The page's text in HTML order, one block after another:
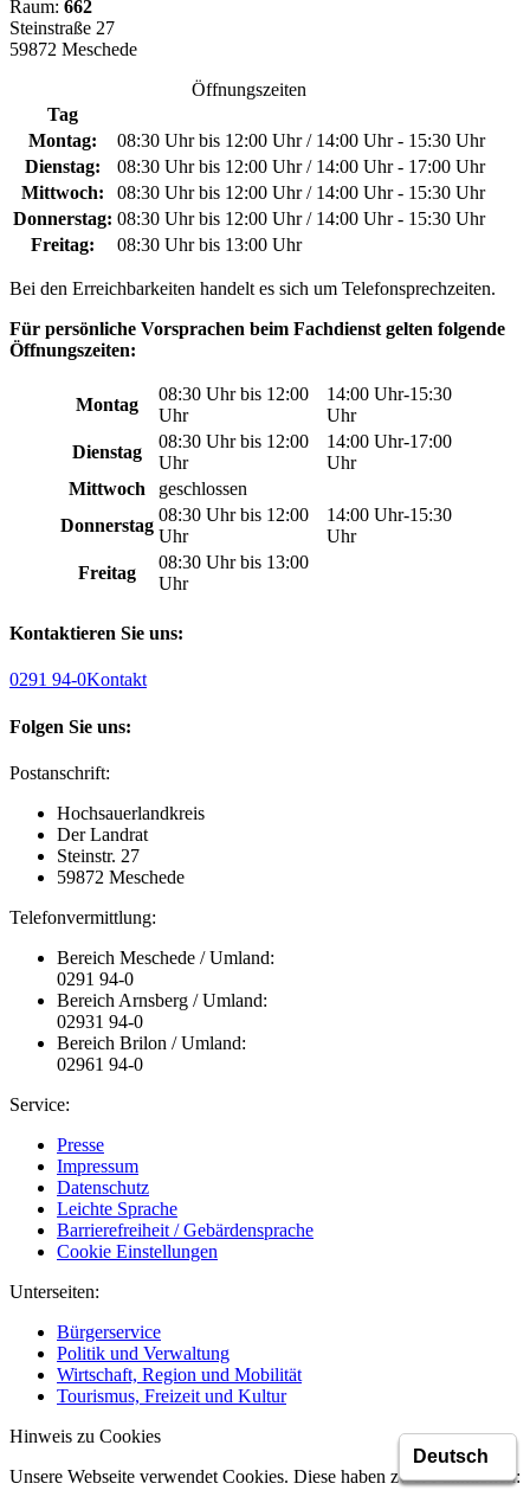
Raum: 662
Steinstraße 27
59872 Meschede
Öffnungszeiten
Tag
Montag:
08:30 Uhr bis 12:00 Uhr / 14:00 Uhr - 15:30 Uhr
Dienstag:
08:30 Uhr bis 12:00 Uhr / 14:00 Uhr - 17:00 Uhr
Mittwoch:
08:30 Uhr bis 12:00 Uhr / 14:00 Uhr - 15:30 Uhr
Donnerstag: 08:30 Uhr bis 12:00 Uhr / 14:00 Uhr - 15:30 Uhr
Freitag:
08:30 Uhr bis 13:00 Uhr
Bei den Erreichbarkeiten handelt es sich um Telefonsprechzeiten.
Für persönliche Vorsprachen beim Fachdienst gelten folgende
Öffnungszeiten:
Montag
08:30 Uhr bis 12:00
Uhr
14:00 Uhr-15:30
Uhr
Dienstag
08:30 Uhr bis 12:00
Uhr
14:00 Uhr-17:00
Uhr
Mittwoch
geschlossen
Donnerstag
08:30 Uhr bis 12:00
Uhr
14:00 Uhr-15:30
Uhr
Freitag
08:30 Uhr bis 13:00
Uhr
Kontaktieren Sie uns:
0291 94-0Kontakt
Folgen Sie uns:
Postanschrift:
Hochsauerlandkreis
Der Landrat
Steinstr. 27
59872 Meschede
Telefonvermittlung:
Bereich Meschede / Umland:
0291 94-0
Bereich Arnsberg / Umland:
02931 94-0
Bereich Brilon / Umland:
02961 94-0
Service:
Presse
Impressum
Datenschutz
Leichte Sprache
Barrierefreiheit / Gebärdensprache
Cookie Einstellungen
Unterseiten:
Bürgerservice
Politik und Verwaltung
Wirtschaft, Region und Mobilität
Tourismus, Freizeit und Kultur
Hinweis zu Cookies
Unsere Webseite verwendet Cookies. Diese haben zwei Funktionen: